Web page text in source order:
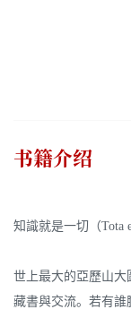
书籍介绍
知識就是一切（Tota
世上最大的亞歷山大
藏書與交流。若有誰